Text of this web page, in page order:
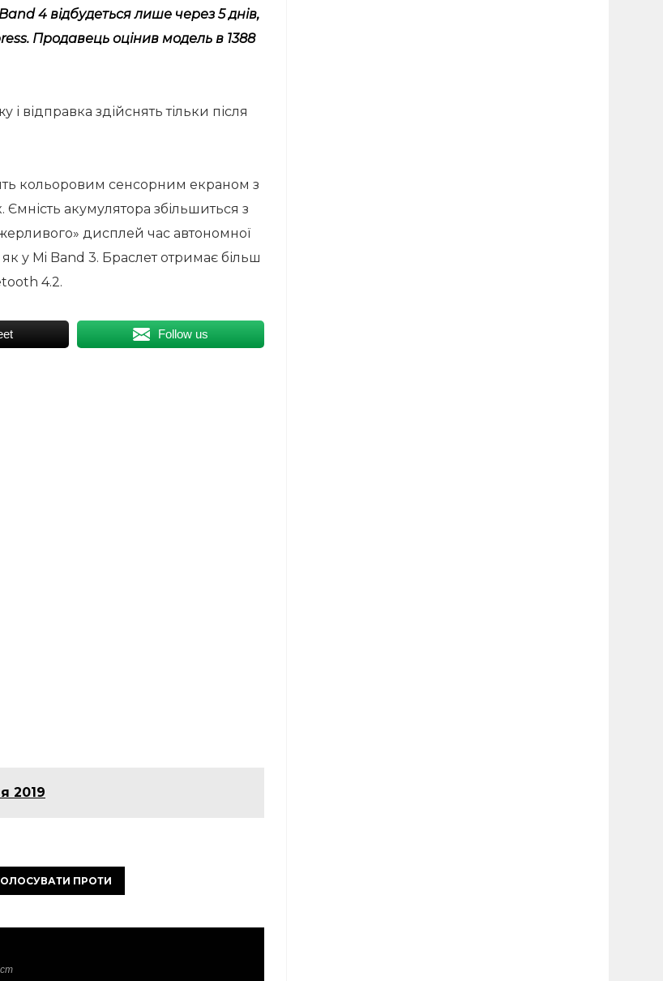
4 відбудеться лише через 5 днів,
Продавець оцінив модель в 1388
відправка здійснять тільки після
кольоровим сенсорним екраном з
акумулятора збільшиться з
дисплей час автономної
у Mi Band 3. Браслет отримає більш
4.2.
Follow us
2019
ПРОТИ